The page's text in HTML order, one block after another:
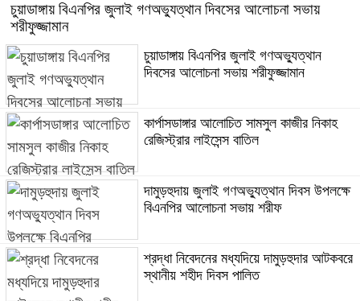
চুয়াডাঙ্গায় বিএনপির জুলাই গণঅভ্যুত্থান দিবসের আলোচনা সভায়
শরীফুজ্জামান
চুয়াডাঙ্গায় বিএনপির জুলাই গণঅভ্যুত্থান
দিবসের আলোচনা সভায় শরীফুজ্জামান
কার্পাসডাঙ্গার আলোচিত সামসুল কাজীর নিকাহ
রেজিস্ট্রার লাইসেন্স বাতিল
দামুড়হুদায় জুলাই গণঅভ্যুত্থান দিবস উপলক্ষে
বিএনপির আলোচনা সভায় শরীফ
শ্রদ্ধা নিবেদনের মধ্যদিয়ে দামুড়হুদার আটকবরে
স্থানীয় শহীদ দিবস পালিত